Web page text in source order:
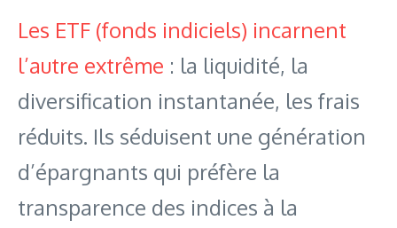
Les ETF (fonds indiciels) incarnent
l’autre extrême : la liquidité, la
diversification instantanée, les frais
réduits. Ils séduisent une génération
d’épargnants qui préfère la
transparence des indices à la